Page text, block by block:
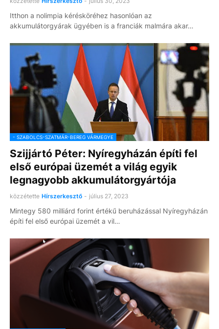
Itthon a nolimpia kérésköréhez hasonlóan az
akkumulátorgyárak ügyében is a franciák malmára akar…
- SZABOLCS-SZATMÁR-BEREG VÁRMEGYE
Szijjártó Péter: Nyíregyházán építi fel
első európai üzemét a világ egyik
legnagyobb akkumulátorgyártója
közzétette Hírszerkesztő - július 27, 2023
Mintegy 580 milliárd forint értékű beruházással Nyíregyházán
építi fel első európai üzemét a vil…